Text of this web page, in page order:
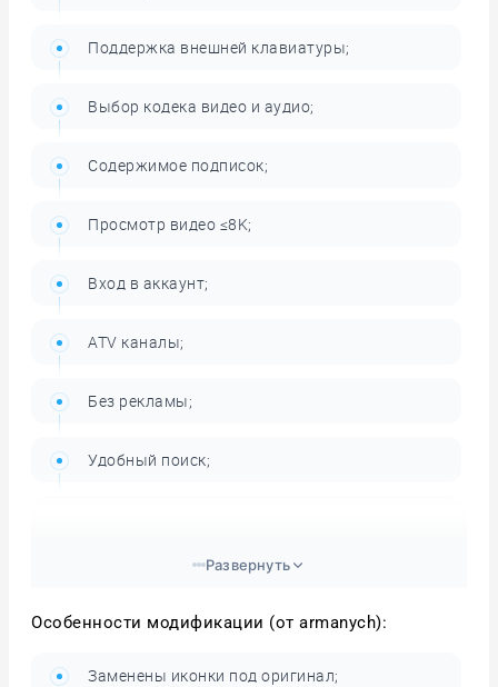
Поддержка внешней клавиатуры;
Выбор кодека видео и аудио;
Содержимое подписок;
Просмотр видео ≤8K;
Вход в аккаунт;
ATV каналы;
Без рекламы;
Удобный поиск;
Выбор аккаунта;
Перемотка видео мышкой;
Развернуть
Особенности модификации (от armanych):
Заменены иконки под оригинал;